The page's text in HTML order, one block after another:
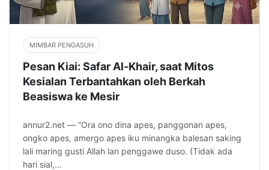
MIMBAR PENGASUH
Pesan Kiai: Safar Al-Khair, saat Mitos
Kesialan Terbantahkan oleh Berkah
Beasiswa ke Mesir
annur2.net — “Ora ono dina apes, panggonan apes,
ongko apes, amergo apes iku minangka balesan saking
lali maring gusti Allah lan penggawe duso. (Tidak ada
hari sial,...